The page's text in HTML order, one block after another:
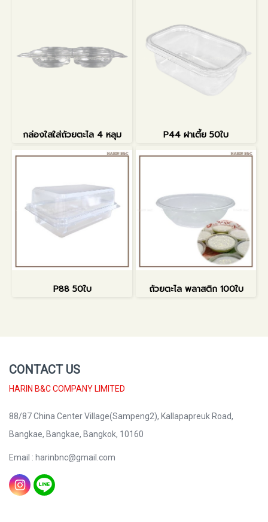
กล่องใสใส่ถ้วยตะไล 4 หลุม P44 ฝาเตี้ย 50ใบ
P88 50ใบ ถ้วยตะไล พลาสติก 100ใบ
CONTACT US
HARIN B&C COMPANY LIMITED
88/87 China Center Village(Sampeng2), Kallapapreuk Road,
Bangkae, Bangkae, Bangkok, 10160
Email : harinbnc@gmail.com